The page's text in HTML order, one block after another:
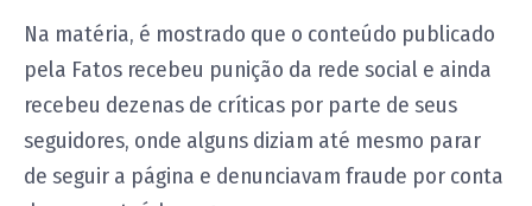
Na matéria, é mostrado que o conteúdo publicado
pela Fatos recebeu punição da rede social e ainda
recebeu dezenas de críticas por parte de seus
seguidores, onde alguns diziam até mesmo parar
de seguir a página e denunciavam fraude por conta